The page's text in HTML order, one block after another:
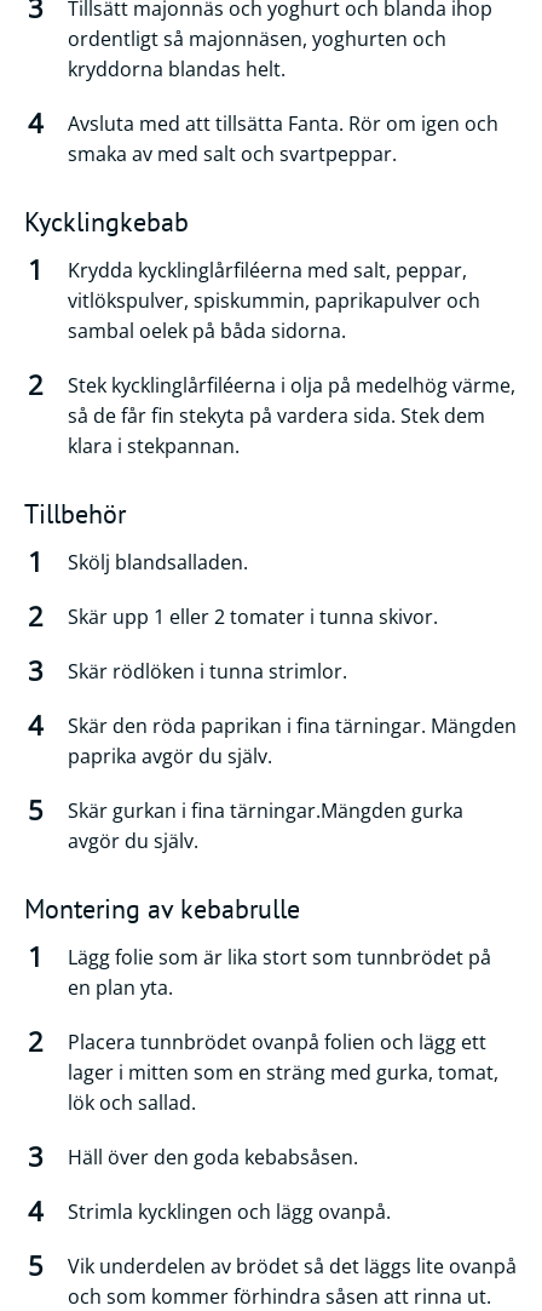
Tillsätt majonnäs och yoghurt och blanda ihop
ordentligt så majonnäsen, yoghurten och
kryddorna blandas helt.
Avsluta med att tillsätta Fanta. Rör om igen och
smaka av med salt och svartpeppar.
Kycklingkebab
Krydda kycklinglårfiléerna med salt, peppar,
vitlökspulver, spiskummin, paprikapulver och
sambal oelek på båda sidorna.
Stek kycklinglårfiléerna i olja på medelhög värme,
så de får fin stekyta på vardera sida. Stek dem
klara i stekpannan.
Tillbehör
Skölj blandsalladen.
Skär upp 1 eller 2 tomater i tunna skivor.
Skär rödlöken i tunna strimlor.
Skär den röda paprikan i fina tärningar. Mängden
paprika avgör du själv.
Skär gurkan i fina tärningar.Mängden gurka
avgör du själv.
Montering av kebabrulle
Lägg folie som är lika stort som tunnbrödet på
en plan yta.
Placera tunnbrödet ovanpå folien och lägg ett
lager i mitten som en sträng med gurka, tomat,
lök och sallad.
Häll över den goda kebabsåsen.
Strimla kycklingen och lägg ovanpå.
Vik underdelen av brödet så det läggs lite ovanpå
och som kommer förhindra såsen att rinna ut.